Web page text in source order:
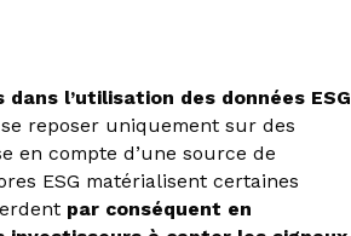
l’utilisation des données ESG
reposer uniquement sur des
en compte d’une source de
ESG matérialisent certaines
par conséquent en